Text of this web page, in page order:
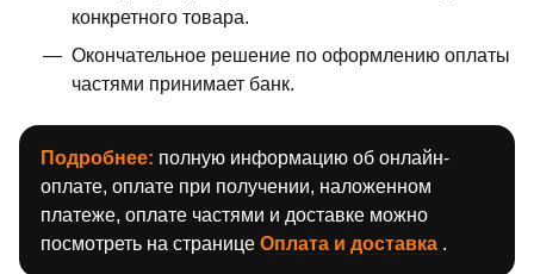
конкретного товара.
Окончательное решение по оформлению оплаты
частями принимает банк.
Подробнее: полную информацию об онлайн-
оплате, оплате при получении, наложенном
платеже, оплате частями и доставке можно
посмотреть на странице Оплата и доставка .